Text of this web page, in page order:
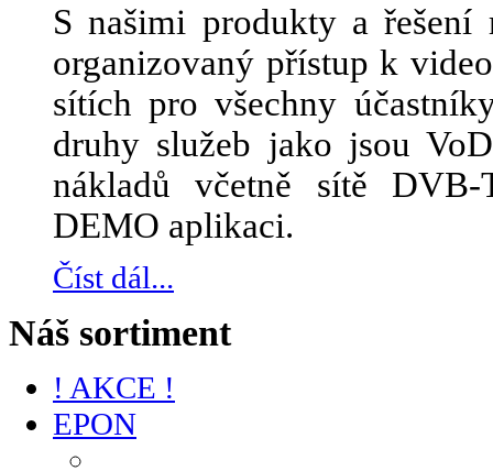
S našimi produkty a řešení
organizovaný přístup k
sítích pro všechny
druhy služeb jako jsou
nákladů včetně sítě
DEMO aplikaci.
Číst dál...
Náš sortiment
! AKCE !
EPON